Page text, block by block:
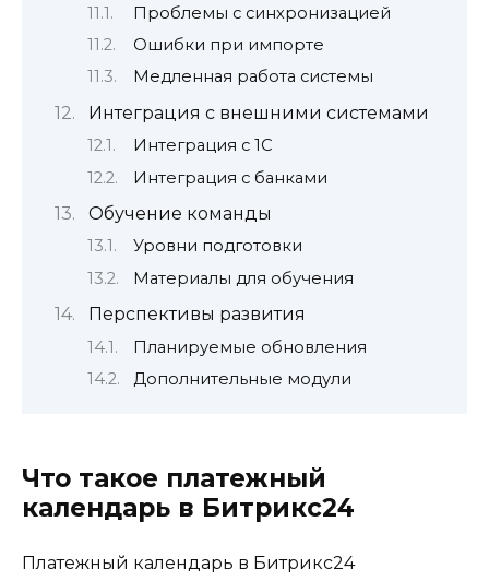
Проблемы с синхронизацией
Ошибки при импорте
Медленная работа системы
Интеграция с внешними системами
Интеграция с 1С
Интеграция с банками
Обучение команды
Уровни подготовки
Материалы для обучения
Перспективы развития
Планируемые обновления
Дополнительные модули
Что такое платежный
календарь в Битрикс24
Платежный календарь в Битрикс24